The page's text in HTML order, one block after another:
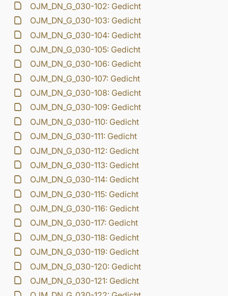
OJM_DN_G_030-102: Gedicht
OJM_DN_G_030-103: Gedicht
OJM_DN_G_030-104: Gedicht
OJM_DN_G_030-105: Gedicht
OJM_DN_G_030-106: Gedicht
OJM_DN_G_030-107: Gedicht
OJM_DN_G_030-108: Gedicht
OJM_DN_G_030-109: Gedicht
OJM_DN_G_030-110: Gedicht
OJM_DN_G_030-111: Gedicht
OJM_DN_G_030-112: Gedicht
OJM_DN_G_030-113: Gedicht
OJM_DN_G_030-114: Gedicht
OJM_DN_G_030-115: Gedicht
OJM_DN_G_030-116: Gedicht
OJM_DN_G_030-117: Gedicht
OJM_DN_G_030-118: Gedicht
OJM_DN_G_030-119: Gedicht
OJM_DN_G_030-120: Gedicht
OJM_DN_G_030-121: Gedicht